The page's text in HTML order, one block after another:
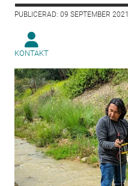
PUBLICERAD: 09 SEPTEMBER 2021
KONTAKT